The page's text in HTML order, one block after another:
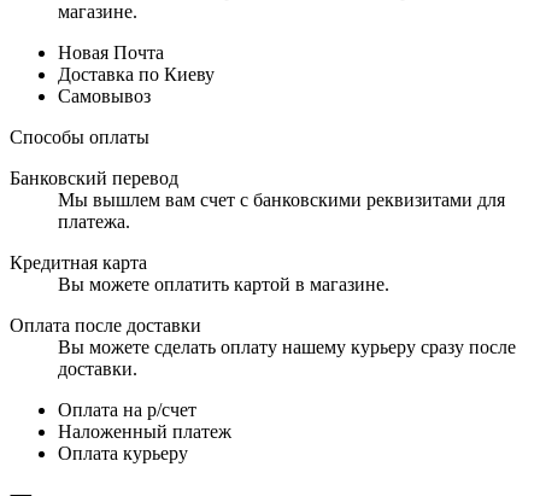
магазине.
Новая Почта
Доставка по Киеву
Самовывоз
Способы оплаты
Банковский перевод
Мы вышлем вам счет с банковскими реквизитами для
платежа.
Кредитная карта
Вы можете оплатить картой в магазине.
Оплата после доставки
Вы можете сделать оплату нашему курьеру сразу после
доставки.
Оплата на р/счет
Наложенный платеж
Оплата курьеру